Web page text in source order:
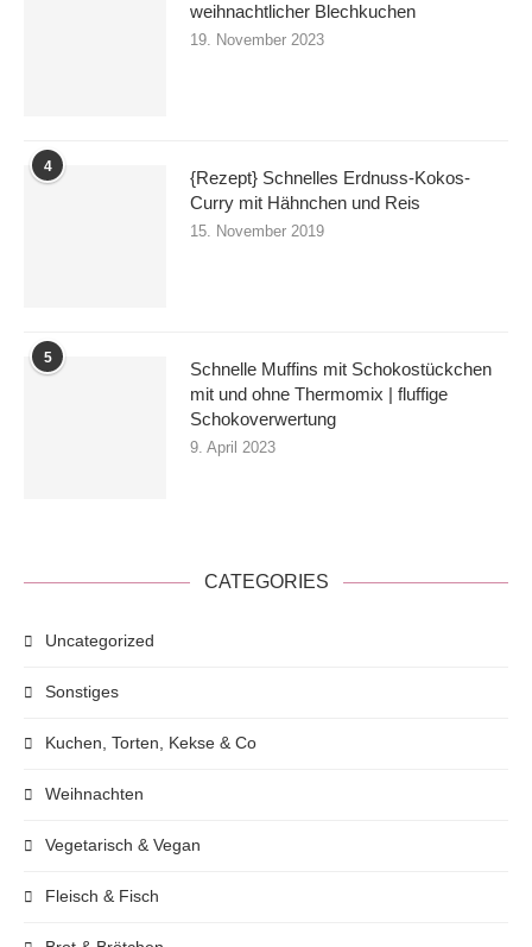
weihnachtlicher Blechkuchen
19. November 2023
4
{Rezept} Schnelles Erdnuss-Kokos-
Curry mit Hähnchen und Reis
15. November 2019
5
Schnelle Muffins mit Schokostückchen
mit und ohne Thermomix | fluffige
Schokoverwertung
9. April 2023
CATEGORIES
Uncategorized
Sonstiges
Kuchen, Torten, Kekse & Co
Weihnachten
Vegetarisch & Vegan
Fleisch & Fisch